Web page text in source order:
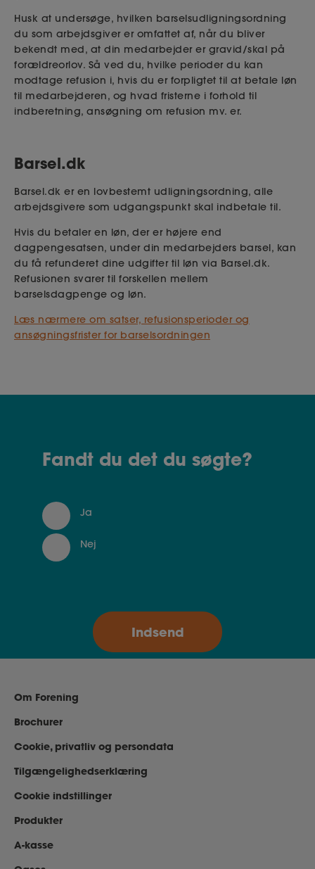
Husk at undersøge, hvilken barselsudligningsordning
du som arbejdsgiver er omfattet af, når du bliver
bekendt med, at din medarbejder er gravid/skal på
forældreorlov. Så ved du, hvilke perioder du kan
modtage refusion i, hvis du er forpligtet til at betale løn
til medarbejderen, og hvad fristerne i forhold til
indberetning, ansøgning om refusion mv. er.
Barsel.dk
Barsel.dk er en lovbestemt udligningsordning, alle
arbejdsgivere som udgangspunkt skal indbetale til.
Hvis du betaler en løn, der er højere end
dagpengesatsen, under din medarbejders barsel, kan
du få refunderet dine udgifter til løn via Barsel.dk.
Refusionen svarer til forskellen mellem
barselsdagpenge og løn.
Læs nærmere om satser, refusionsperioder og
ansøgningsfrister for barselsordningen
Fandt du det du søgte?
Ja
Nej
Om Forening
Brochurer
Cookie, privatliv og persondata
Tilgængelighedserklæring
Cookie indstillinger
Produkter
A-kasse